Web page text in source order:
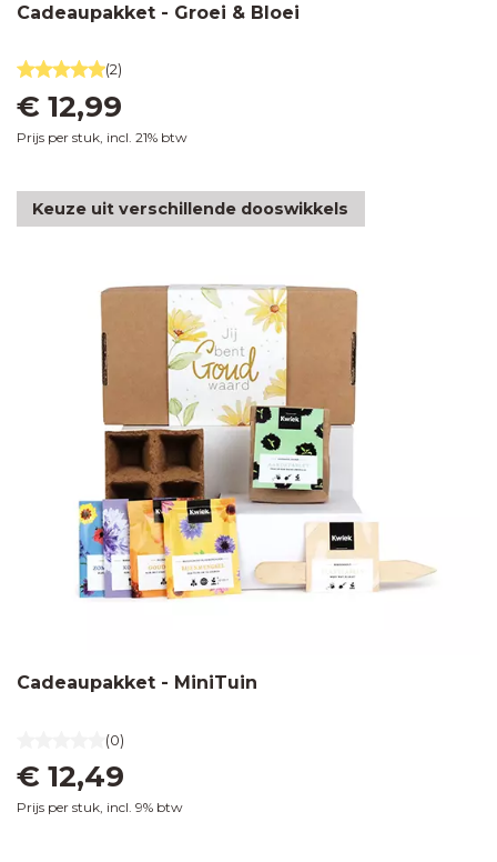
Cadeaupakket - Groei & Bloei
(2)
€ 12,99
Prijs per stuk, incl. 21% btw
Keuze uit verschillende dooswikkels
Cadeaupakket - MiniTuin
(0)
€ 12,49
Prijs per stuk, incl. 9% btw